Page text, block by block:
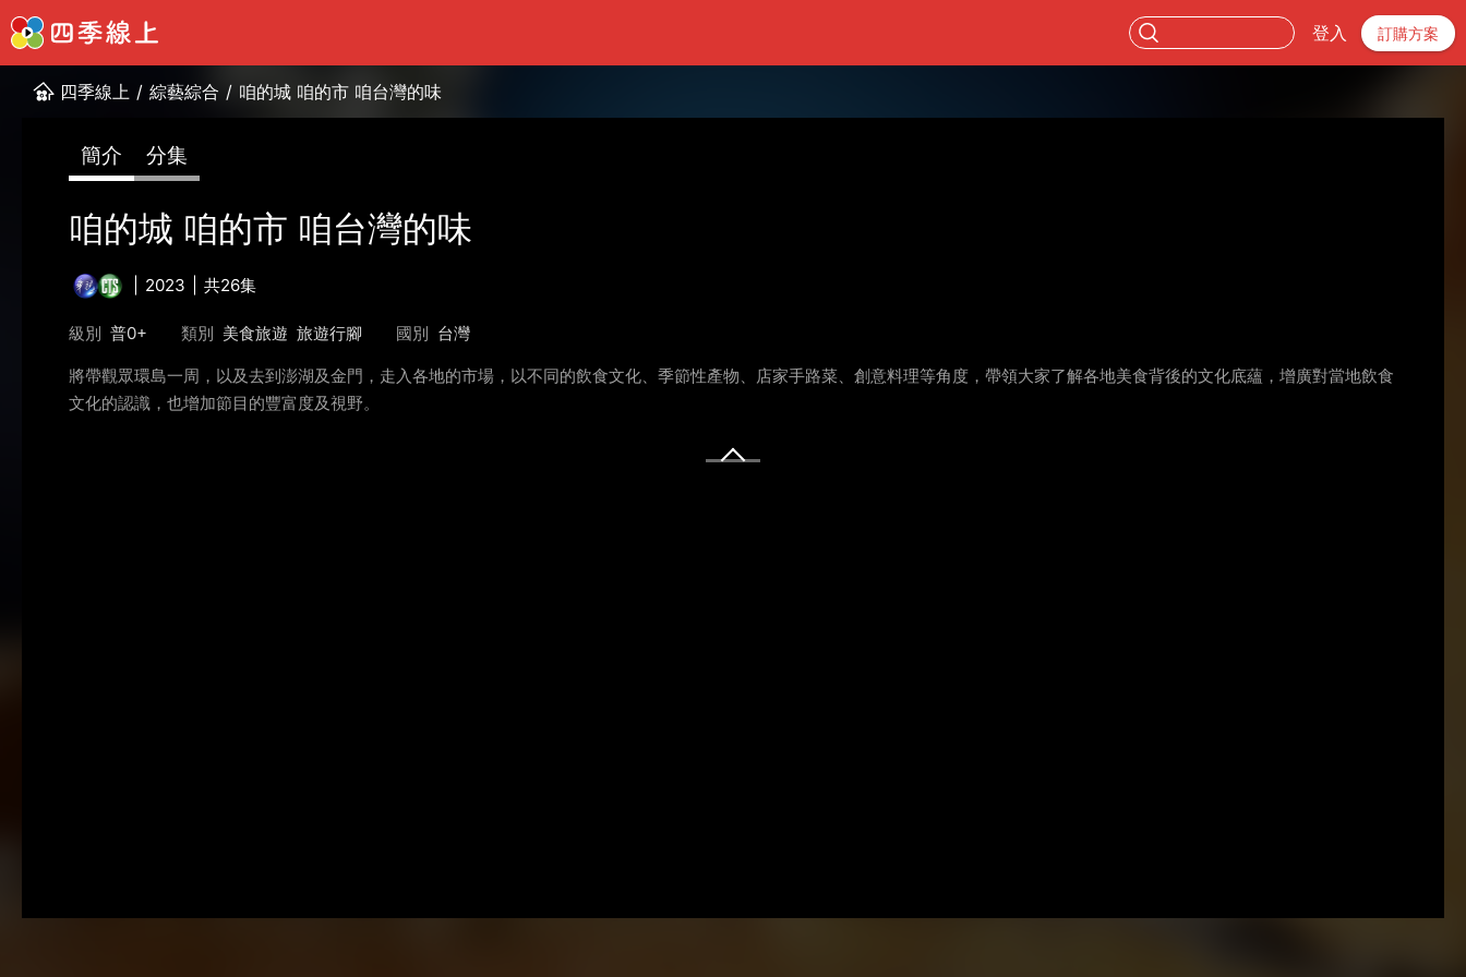
登入 訂購方案
四季線上 / 綜藝綜合 / 咱的城 咱的市 咱台灣的味
簡介 分集
咱的城 咱的市 咱台灣的味
2023 共26集
級別 普0+ 類別 美食旅遊 旅遊行腳 國別 台灣
將帶觀眾環島一周，以及去到澎湖及金門，走入各地的市場，以不同的飲食文化、季節性產物、店家手路菜、創意料理等角度，帶領大家了解各地美食背後的文化底蘊，增廣對當地飲食
文化的認識，也增加節目的豐富度及視野。